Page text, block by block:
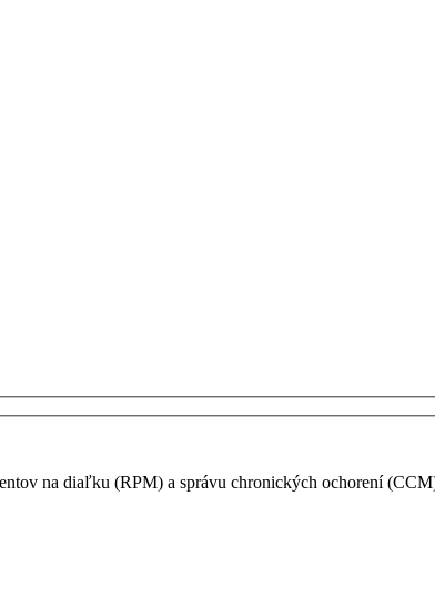
na diaľku (RPM) a správu chronických ochorení